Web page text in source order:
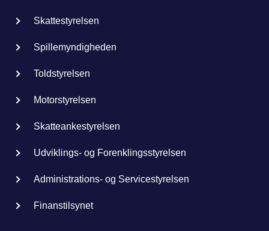
Skattestyrelsen
Spillemyndigheden
Toldstyrelsen
Motorstyrelsen
Skatteankestyrelsen
Udviklings- og Forenklingsstyrelsen
Administrations- og Servicestyrelsen
Finanstilsynet